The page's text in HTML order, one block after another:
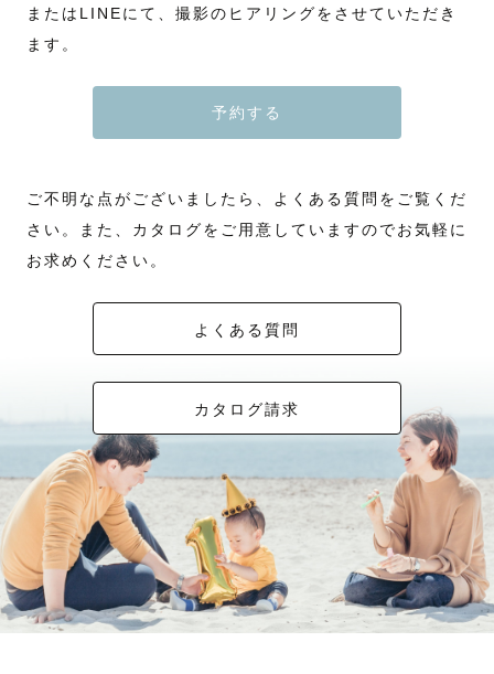
またはLINEにて、撮影のヒアリングをさせていただき
ます。
予約する
ご不明な点がございましたら、よくある質問をご覧くだ
さい。また、カタログをご用意していますのでお気軽に
お求めください。
よくある質問
カタログ請求